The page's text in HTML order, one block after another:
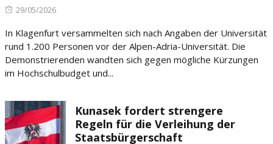
Posted
29/05/2026
In Klagenfurt versammelten sich nach Angaben der Universität
rund 1.200 Personen vor der Alpen-Adria-Universität. Die
Demonstrierenden wandten sich gegen mögliche Kürzungen
im Hochschulbudget und...
Kunasek fordert strengere
Regeln für die Verleihung der
Staatsbürgerschaft